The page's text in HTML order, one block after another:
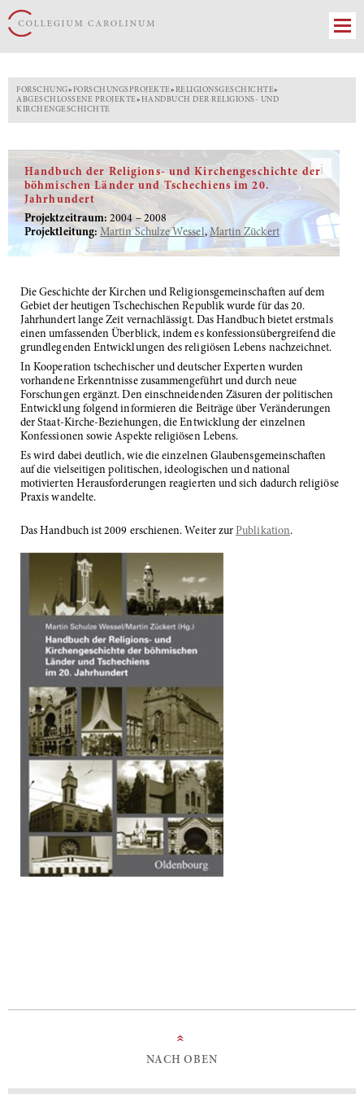
FORSCHUNG» FORSCHUNGSPROJEKTE» RELIGIONSGESCHICHTE»
ABGESCHLOSSENE PROJEKTE» HANDBUCH DER RELIGIONS- UND
KIRCHENGESCHICHTE
Kirche
Cyrill
und
Method
Metoděje,
Handbuch der Religions- und Kirchengeschichte der
böhmischen Länder und Tschechiens im 20.
Jahrhundert
Projektzeitraum: 2004 – 2008
Projektleitung: Martin Schulze Wessel,Martin Zückert
Die Geschichte der Kirchen und Religionsgemeinschaften auf dem
Gebiet der heutigen Tschechischen Republik wurde für das 20.
Jahrhundert lange Zeit vernachlässigt. Das Handbuch bietet erstmals
einen umfassenden Überblick, indem es konfessionsübergreifend die
grundlegenden Entwicklungen des religiösen Lebens nachzeichnet.
In Kooperation tschechischer und deutscher Experten wurden
vorhandene Erkenntnisse zusammengeführt und durch neue
Forschungen ergänzt. Den einschneidenden Zäsuren der politischen
Entwicklung folgend informieren die Beiträge über Veränderungen
der Staat-Kirche-Beziehungen, die Entwicklung der einzelnen
Konfessionen sowie Aspekte religiösen Lebens.
Es wird dabei deutlich, wie die einzelnen Glaubensgemeinschaften
auf die vielseitigen politischen, ideologischen und national
motivierten Herausforderungen reagierten und sich dadurch religiöse
Praxis wandelte.
Das Handbuch ist 2009 erschienen. Weiter zurPublikation.
»
NACH OBEN